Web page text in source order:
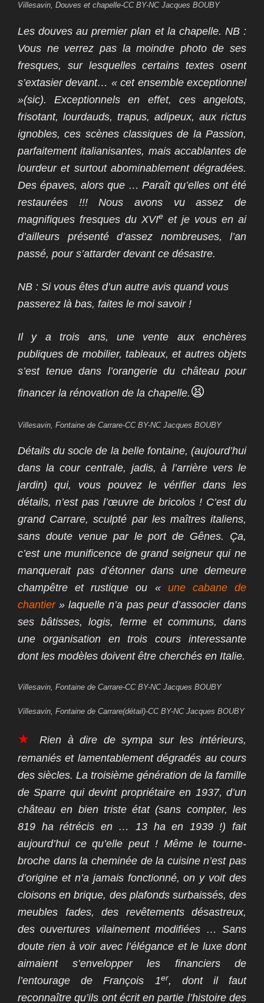
Villesavin, Douves et chapelle-CC BY-NC Jacques BOUBY
Les douves au premier plan et la chapelle. NB:
Vous ne verrez pas la moindre photo de ses
fresques, sur lesquelles certains textes osent
s’extasier devant… « cet ensemble exceptionnel
»(sic). Exceptionnels en effet, ces angelots,
frisotant, lourdauds, trapus, adipeux, aux rictus
ignobles, ces scènes classiques de la Passion,
parfaitement italianisantes, mais accablantes de
lourdeur et surtout abominablement dégradées.
Des épaves, alors que … Paraît qu’elles ont été
restaurées !!! Nous avons vu assez de
magnifiques fresques du XVIe et je vous en ai
d’ailleurs présenté d’assez nombreuses, l’an
passé, pour s’attarder devant ce désastre.
NB : Si vous êtes d’un autre avis quand vous
passerez là bas, faites le moi savoir !
Il y a trois ans,
une vente aux enchères
publiques de mobilier, tableaux, et autres objets
s’est tenue dans l’orangerie du château pour
financer la rénovation de la chapelle. 😫
Villesavin, Fontaine de Carrare-CC BY-NC Jacques BOUBY
Détails du socle de la belle fontaine, (aujourd’hui
dans la cour centrale, jadis, à l’arrière vers le
jardin) qui, vous pouvez le vérifier dans les
détails, n’est pas l’œuvre de bricolos ! C’est du
grand Carrare, sculpté par les maîtres italiens,
sans doute venue par le port de Gênes. Ça,
c’est une munificence de grand seigneur qui ne
manquerait pas d’étonner dans une demeure
champêtre et rustique ou « une cabane de
chantier» laquelle n’a pas peur d’associer dans
ses bâtisses, logis, ferme et communs, dans
une organisation en trois cours interessante
dont les modèles doivent être cherchés en Italie.
Villesavin, Fontaine de Carrare-CC BY-NC Jacques BOUBY
Villesavin, Fontaine de Carrare(détail)-CC BY-NC Jacques BOUBY
★Rien à dire de sympa sur les intérieurs,
remaniés et lamentablement dégradés au cours
des siècles. La troisième génération de la famille
de Sparre qui devint propriétaire en 1937, d’un
château en bien triste état (sans compter, les
819 ha rétrécis en … 13 ha en 1939 !) fait
aujourd’hui ce qu’elle peut ! Même le tourne-
broche dans la cheminée de la cuisine n’est pas
d’origine et n’a jamais fonctionné, on y voit des
cloisons en brique, des plafonds surbaissés, des
meubles fades, des revêtements désastreux,
des ouvertures vilainement modifiées … Sans
doute rien à voir avec l’élégance et le luxe dont
aimaient s’envelopper les financiers de
l’entourage de François 1er, dont il faut
reconnaître qu’ils ont écrit en partie l’histoire des